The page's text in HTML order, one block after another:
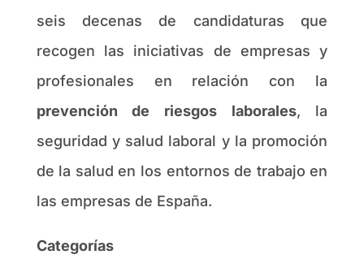
seis decenas de candidaturas que
recogen las iniciativas de empresas y
profesionales en relación con la
prevención de riesgos laborales, la
seguridad y salud laboral y la promoción
de la salud en los entornos de trabajo en
las empresas de España.
Categorías